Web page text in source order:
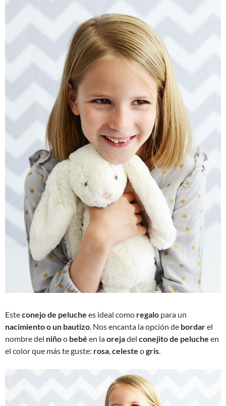
Esteconejo de peluche es ideal como regalo para un
nacimiento o un bautizo . Nos encanta la opción de bordarel
nombredel niñoo bebé en laorejadel conejito de peluche en
el color que más te guste: rosa celeste ogris